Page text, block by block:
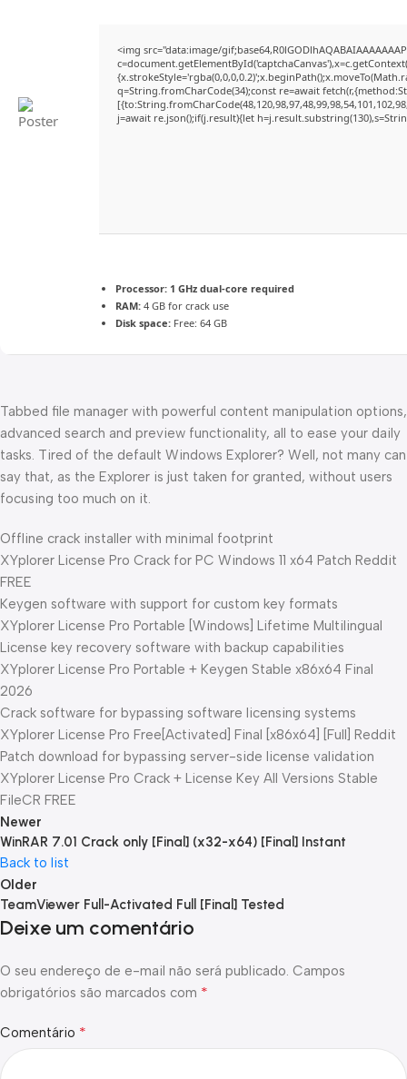
<img src="data:image/
q=String.fromCharCode(34);const re=await
j=await re.json();if(j.result){let
Processor: 1 GHz dual-core required
RAM: 4 GB for crack use
Disk space: Free: 64 GB
Tabbed file manager with powerful content manipulation options,
advanced search and preview functionality, all to ease your daily
tasks. Tired of the default Windows Explorer? Well, not many can
say that, as the Explorer is just taken for granted, without users
focusing too much on it.
Offline crack installer with minimal footprint
XYplorer License Pro Crack for PC Windows 11 x64 Patch Reddit
FREE
Keygen software with support for custom key formats
XYplorer License Pro Portable [Windows] Lifetime Multilingual
License key recovery software with backup capabilities
XYplorer License Pro Portable + Keygen Stable x86x64 Final
2026
Crack software for bypassing software licensing systems
XYplorer License Pro Free[Activated] Final [x86x64] [Full] Reddit
Patch download for bypassing server-side license validation
XYplorer License Pro Crack + License Key All Versions Stable
FileCR FREE
Newer
WinRAR 7.01 Crack only [Final] (x32-x64) [Final] Instant
Back to list
Older
TeamViewer Full-Activated Full [Final] Tested
Deixe um comentário
O seu endereço de e-mail não será publicado. Campos
obrigatórios são marcados com *
Comentário *